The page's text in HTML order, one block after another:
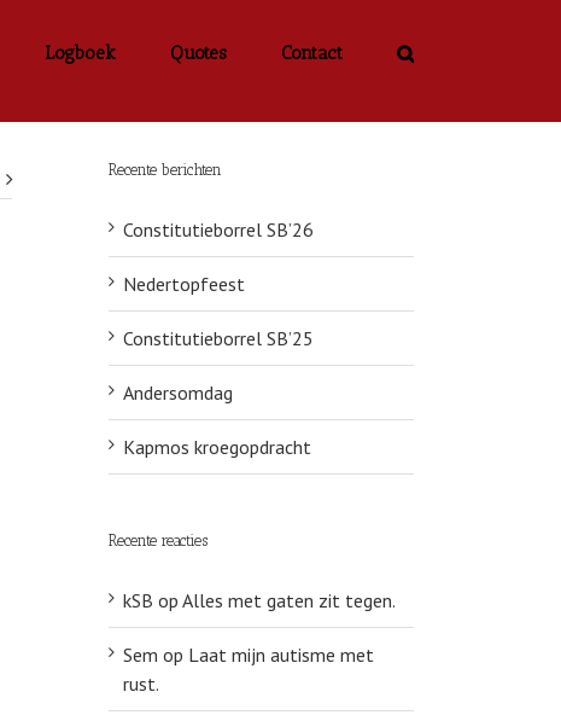
Logboek Quotes Contact
Recente berichten
Constitutieborrel SB’26
Nedertopfeest
Constitutieborrel SB’25
Andersomdag
Kapmos kroegopdracht
Recente reacties
kSB op Alles met gaten zit tegen.
Sem op Laat mijn autisme met
rust.